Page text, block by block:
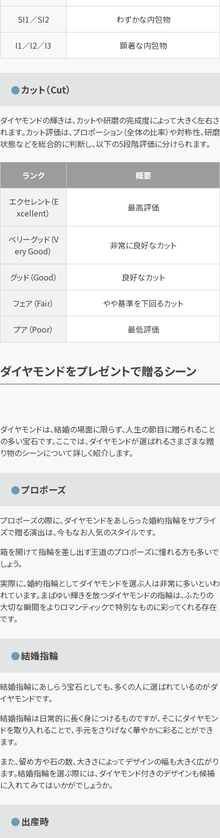
SI1／SI2 わずかな内包物
I1／I2／I3 顕著な内包物
カット（Cut）
ダイヤモンドの輝きは、カットや研磨の完成度によって大きく左右さ
れます。カット評価は、プロポーション（全体の比率）や対称性、研磨
状態などを総合的に判断し、以下の5段階評価に分けられます。
ランク 概要
エクセレント（E
xcellent）
最高評価
ベリーグッド（V
ery Good）
非常に良好なカット
グッド（Good） 良好なカット
フェア（Fair） やや基準を下回るカット
プア（Poor） 最低評価
ダイヤモンドをプレゼントで贈るシーン
ダイヤモンドは、結婚の場面に限らず、人生の節目に贈られること
の多い宝石です。ここでは、ダイヤモンドが選ばれるさまざまな贈
り物のシーンについて詳しく紹介します。
プロポーズ
プロポーズの際に、ダイヤモンドをあしらった婚約指輪をサプライ
ズで贈る演出は、今もなお人気のスタイルです。
箱を開けて指輪を差し出す王道のプロポーズに憧れる方も多いで
しょう。
実際に、婚約指輪としてダイヤモンドを選ぶ人は非常に多いといわ
れています。まばゆい輝きを放つダイヤモンドの指輪は、ふたりの
大切な瞬間をよりロマンティックで特別なものに彩ってくれる存在
です。
結婚指輪
結婚指輪にあしらう宝石としても、多くの人に選ばれているのがダ
イヤモンドです。
結婚指輪は日常的に長く身につけるものですが、そこにダイヤモン
ドを取り入れることで、手元をさりげなく華やかに彩ることができ
ます。
また、留め方や石の数、大きさによってデザインの幅も大きく広がり
ます。結婚指輪を選ぶ際には、ダイヤモンド付きのデザインも候補
に入れてみてはいかがでしょうか。
出産時